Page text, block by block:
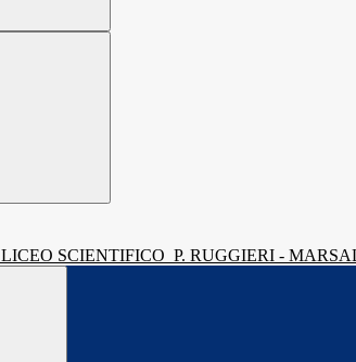
LICEO SCIENTIFICO P. RUGGIERI -